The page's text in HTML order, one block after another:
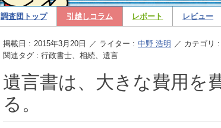
調査団トップ 引越しコラム レポート レビュー
掲載日 : 2015年3月20日 ／ ライター : 中野 浩明 ／ カテゴリ :
関連タグ : 行政書士、相続、遺言
遺言書は、大きな費用を
る。